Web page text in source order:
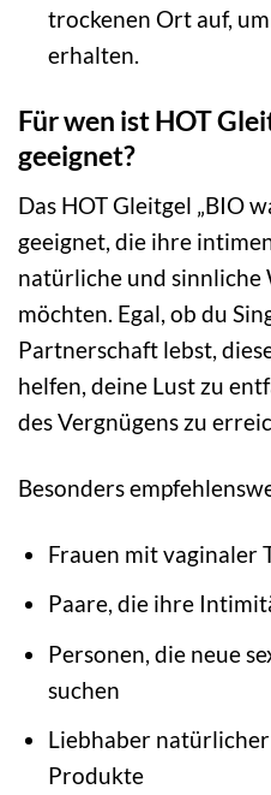
trockenen Ort auf,
erhalten.
Für wen ist HOT
geeignet?
Das HOT Gleitgel „BIO
geeignet, die ihre
natürliche und sinnliche
möchten. Egal, ob du
Partnerschaft lebst,
helfen, deine Lust zu
des Vergnügens zu
Besonders
Frauen mit vaginaler
Paare, die ihre
Personen, die neue
suchen
Liebhaber
Produkte